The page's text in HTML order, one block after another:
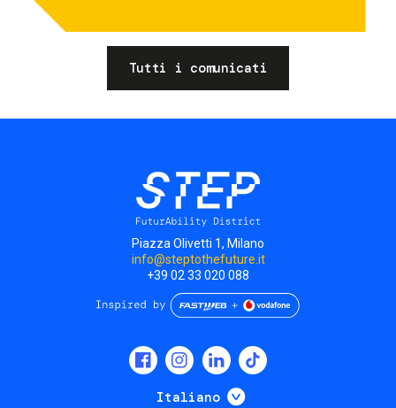
Tutti i comunicati
Piazza Olivetti 1, Milano
info@steptothefuture.it
+39 02 33 020 088
Italiano Mostra ulteriori